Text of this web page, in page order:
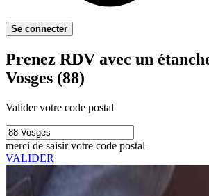
Se connecter
Prenez RDV avec un
Vosges (88)
Valider votre code postal
merci de saisir votre code postal
VALIDER